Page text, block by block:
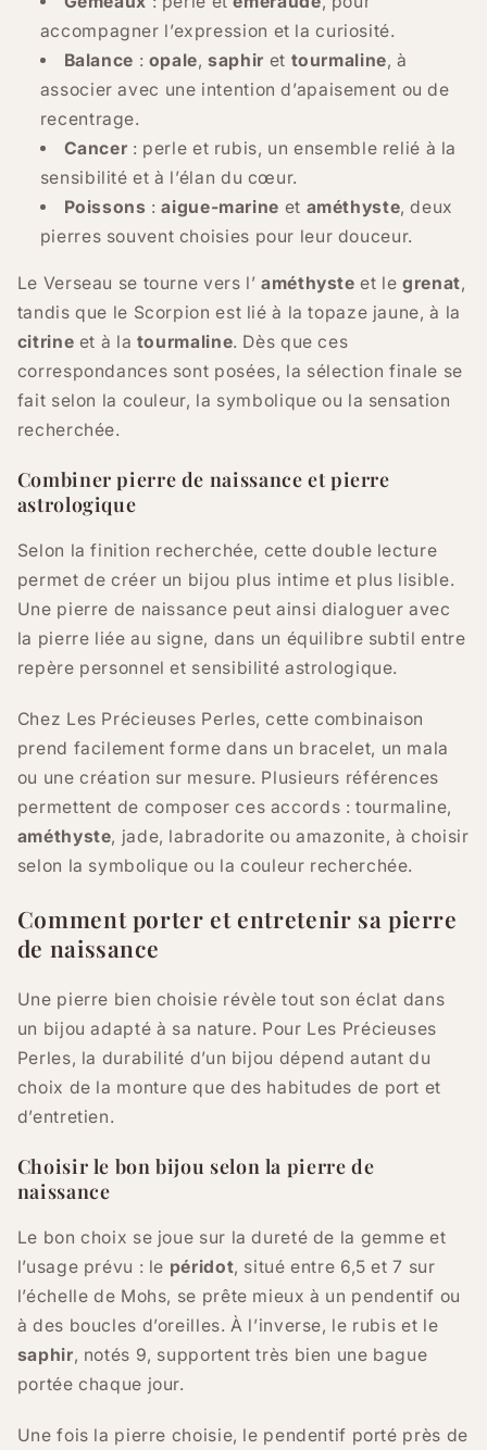
accompagner l’expression et la curiosité.
Balance : opale, saphir et tourmaline, à
associer avec une intention d’apaisement ou de
recentrage.
Cancer : perle et rubis, un ensemble relié à la
sensibilité et à l’élan du cœur.
Poissons :aigue-marine et améthyste, deux
pierres souvent choisies pour leur douceur.
Le Verseau se tourne vers l’améthyste et legrenat,
tandis que le Scorpion est lié à la topaze jaune, à la
citrine et à la tourmaline. Dès que ces
correspondances sont posées, la sélection finale se
fait selon la couleur, la symbolique ou la sensation
recherchée.
Combiner pierre de naissance et pierre
astrologique
Selon la finition recherchée, cette double lecture
permet de créer un bijou plus intime et plus lisible.
Une pierre de naissance peut ainsi dialoguer avec
la pierre liée au signe, dans un équilibre subtil entre
repère personnel et sensibilité astrologique.
Chez Les Précieuses Perles, cette combinaison
prend facilement forme dans un bracelet, un mala
ou une création sur mesure. Plusieurs références
permettent de composer ces accords : tourmaline,
améthyste, jade, labradorite ou amazonite, à choisir
selon la symbolique ou la couleur recherchée.
Comment porter et entretenir sa pierre
de naissance
Une pierre bien choisie révèle tout son éclat dans
un bijou adapté à sa nature. Pour Les Précieuses
Perles, la durabilité d’un bijou dépend autant du
choix de la monture que des habitudes de port et
d’entretien.
Choisir le bon bijou selon la pierre de
naissance
Le bon choix se joue sur la dureté de la gemme et
l’usage prévu : le péridot, situé entre 6,5 et 7 sur
l’échelle de Mohs, se prête mieux à un pendentif ou
à des boucles d’oreilles. À l’inverse, le rubis et le
saphir, notés 9, supportent très bien une bague
portée chaque jour.
Une fois la pierre choisie, le pendentif porté près de